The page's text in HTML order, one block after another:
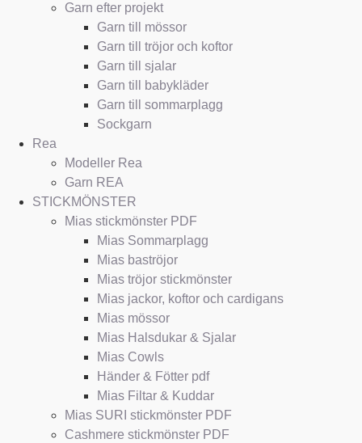
Garn efter projekt
Garn till mössor
Garn till tröjor och koftor
Garn till sjalar
Garn till babykläder
Garn till sommarplagg
Sockgarn
Rea
Modeller Rea
Garn REA
STICKMÖNSTER
Mias stickmönster PDF
Mias Sommarplagg
Mias baströjor
Mias tröjor stickmönster
Mias jackor, koftor och cardigans
Mias mössor
Mias Halsdukar & Sjalar
Mias Cowls
Händer & Fötter pdf
Mias Filtar & Kuddar
Mias SURI stickmönster PDF
Cashmere stickmönster PDF